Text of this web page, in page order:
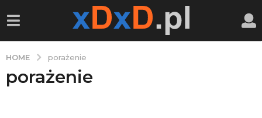
HOME porażenie
porażenie